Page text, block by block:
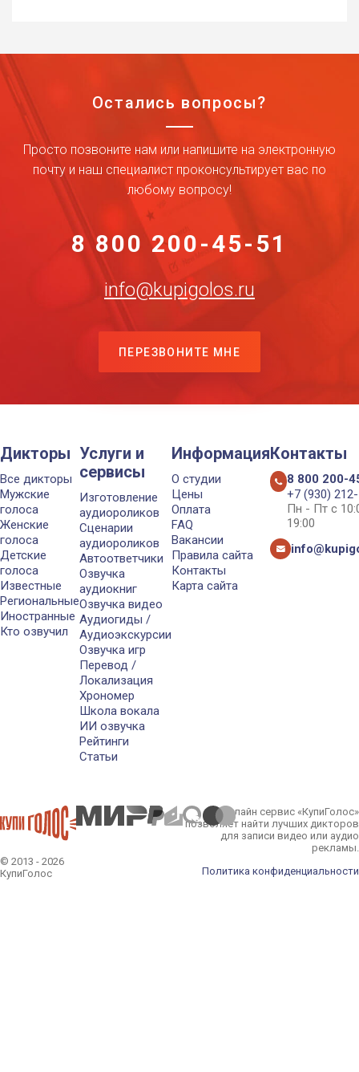
Остались вопросы?
Просто позвоните нам или напишите на электронную
почту и наш специалист проконсультирует вас по
любому вопросу!
8 800 200-45-51
info@kupigolos.ru
ПЕРЕЗВОНИТЕ МНЕ
Дикторы
Все дикторы
Мужские
голоса
Женские
голоса
Детские
голоса
Известные
Региональные
Иностранные
Кто озвучил
Услуги и
сервисы
Изготовление
аудиороликов
Сценарии
аудиороликов
Автоответчики
Озвучка
аудиокниг
Озвучка видео
Аудиогиды /
Аудиоэкскурсии
Озвучка игр
Перевод /
Локализация
Хрономер
Школа вокала
ИИ озвучка
Рейтинги
Статьи
Информация
О студии
Цены
Оплата
FAQ
Вакансии
Правила сайта
Контакты
Карта сайта
Контакты
8 800 200-
+7 (930)
Пн - Пт с
19:00
© 2013 - 2026
КупиГолос
Онлайн сервис «КупиГолос»
позволяет найти лучших дикторов
для записи видео или аудио
рекламы.
Политика конфиденциальности